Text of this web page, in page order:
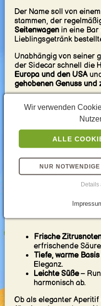
Der Name soll von
stammen, der
Seitenwagenin eine Bar
Lieblingsgetränk
Unabhängig von seiner
der Sidecar schnell die
Europa und den USA
gehobenen Genuss und
Was macht
Der Sidecar ist ein
wunderbar weich. Er
Mischung ausspritziger
, die ihn zu
verschiedenste Anlässe
Frische
erfrischende
Tiefe, warme Basis
Eleganz.
Leichte Süße–
harmonisch ab.
Ob als eleganter
Wir verwenden
ALLE
NUR
Details